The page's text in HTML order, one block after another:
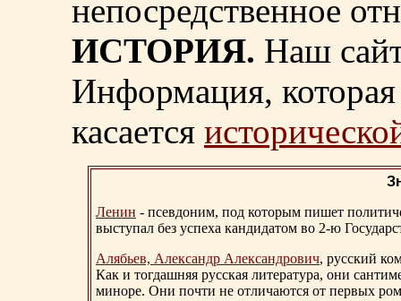
непосредственное
ИСТОРИЯ. Наш
Информация, которая
касается
Ленин - псевдоним, под которым пишет
выступал без успеха кандидатом во 2-ю
Алябьев, Александр Александрович, русский
Как и тогдашняя русская литература, они
миноре. Они почти не отличаются от первых